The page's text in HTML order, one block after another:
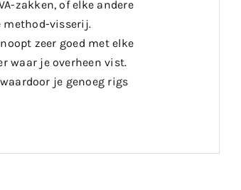
zakken, of elke andere
method-visserij.
zeer goed met elke
waar je overheen vist.
je genoeg rigs